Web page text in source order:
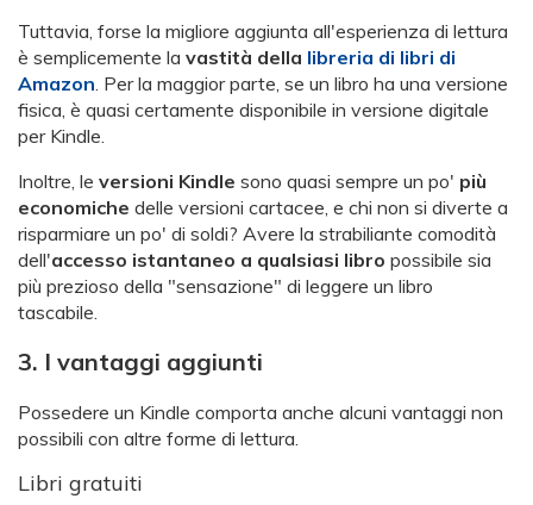
Tuttavia, forse la migliore aggiunta all'esperienza di lettura
è semplicemente la vastità della libreria di libri di
Amazon. Per la maggior parte, se un libro ha una versione
fisica, è quasi certamente disponibile in versione digitale
per Kindle.
Inoltre, le versioni Kindle sono quasi sempre un po' più
economiche delle versioni cartacee, e chi non si diverte a
risparmiare un po' di soldi? Avere la strabiliante comodità
dell'accesso istantaneo a qualsiasi libro possibile sia
più prezioso della "sensazione" di leggere un libro
tascabile.
3. I vantaggi aggiunti
Possedere un Kindle comporta anche alcuni vantaggi non
possibili con altre forme di lettura.
Libri gratuiti